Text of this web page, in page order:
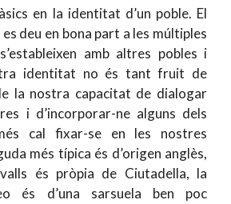
en la identitat d’un poble. El
deu en bona part a les múltiples
amb altres pobles i
identitat no és tant fruit de
la nostra capacitat de dialogar
i d’incorporar-ne alguns dels
cal fixar-se en les nostres
més típica és d’origen anglès,
és pròpia de Ciutadella, la
és d’una sarsuela ben poc